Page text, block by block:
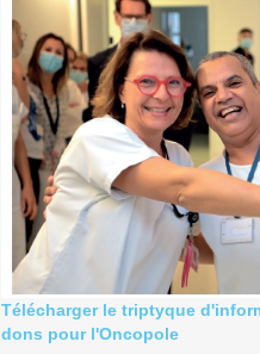
Télécharger le triptyque
dons pour l'Oncopole